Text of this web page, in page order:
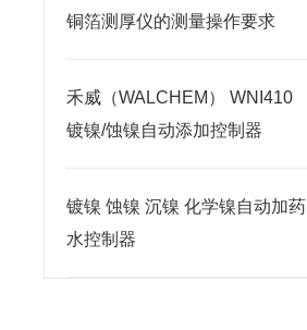
铜箔测厚仪的测量操作要求
禾威（WALCHEM） WNI410
镀镍/蚀镍自动添加控制器
镀镍 蚀镍 沉镍 化学镍自动加药
水控制器